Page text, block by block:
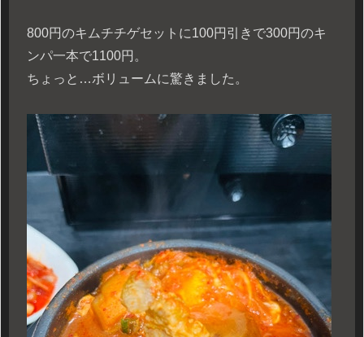
800円のキムチチゲセットに100円引きで300円のキ
ンパ一本で1100円。
ちょっと…ボリュームに驚きました。